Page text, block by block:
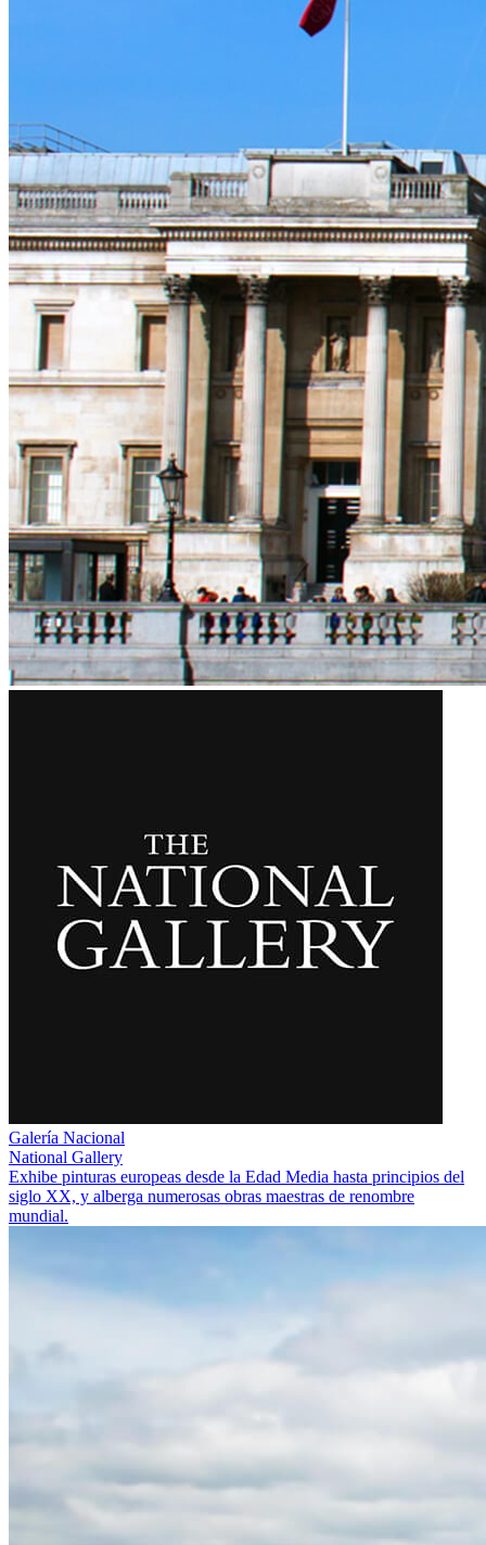
Galería Nacional
National Gallery
Exhibe pinturas europeas desde la Edad Media hasta principios del
siglo XX, y alberga numerosas obras maestras de renombre
mundial.